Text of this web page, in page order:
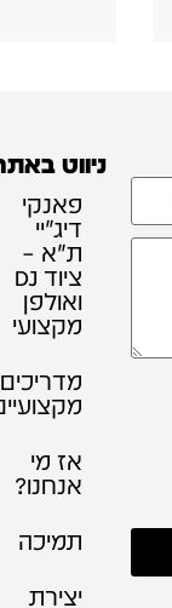
ניווט
פאנקי
דיג׳יי
ת"א –
ציוד DJ
ואולפן
מקצועי
מדריכים
אז מי
אנחנו?
תמיכה
יצירת